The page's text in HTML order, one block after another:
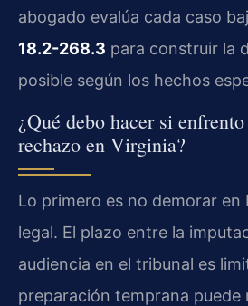
abogado evalúa cada caso
18.2-268.3 para construir la
posible según los hechos
¿Qué debo hacer si
rechazo en Virginia?
Lo primero es no demorar en
legal. El plazo entre la
audiencia en el tribunal es
preparación temprana puede